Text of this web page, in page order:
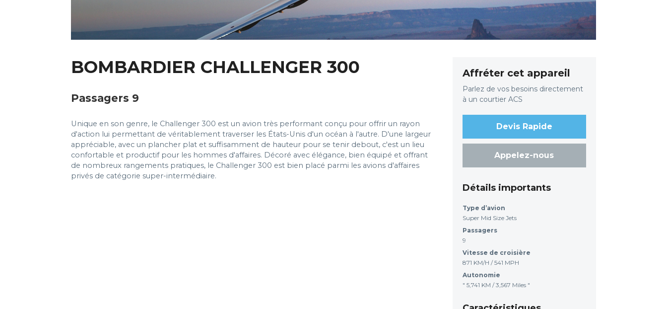
BOMBARDIER CHALLENGER 300
Passagers 9
Unique en son genre, le Challenger 300 est un avion très performant conçu pour offrir un rayon
d'action lui permettant de véritablement traverser les États-Unis d'un océan à l'autre. D'une largeur
appréciable, avec un plancher plat et suffisamment de hauteur pour se tenir debout, c'est un lieu
confortable et productif pour les hommes d'affaires. Décoré avec élégance, bien équipé et offrant
de nombreux rangements pratiques, le Challenger 300 est bien placé parmi les avions d'affaires
privés de catégorie super-intermédiaire.
Affréter cet appareil
Parlez de vos besoins directement
à un courtier ACS
Devis Rapide
Appelez-nous
Détails importants
Type d’avion
Super Mid Size Jets
Passagers
9
Vitesse de croisière
871 KM/H / 541 MPH
Autonomie
" 5,741 KM / 3,567 Miles "